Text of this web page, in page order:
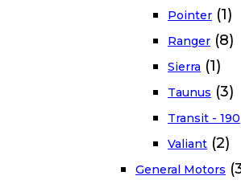
Pointer (1)
Ranger (8)
Sierra (1)
Taunus (3)
Transit - 190
Valiant (2)
General Motors